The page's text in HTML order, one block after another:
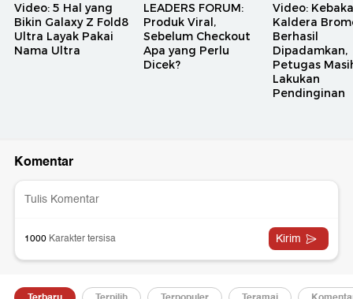
Video: 5 Hal yang
Bikin Galaxy Z Fold8
Ultra Layak Pakai
Nama Ultra
LEADERS FORUM:
Produk Viral,
Sebelum Checkout
Apa yang Perlu
Dicek?
Video:
Kaldera
Berhasil
Dipadamkan,
Petugas
Lakukan
Pendinginan